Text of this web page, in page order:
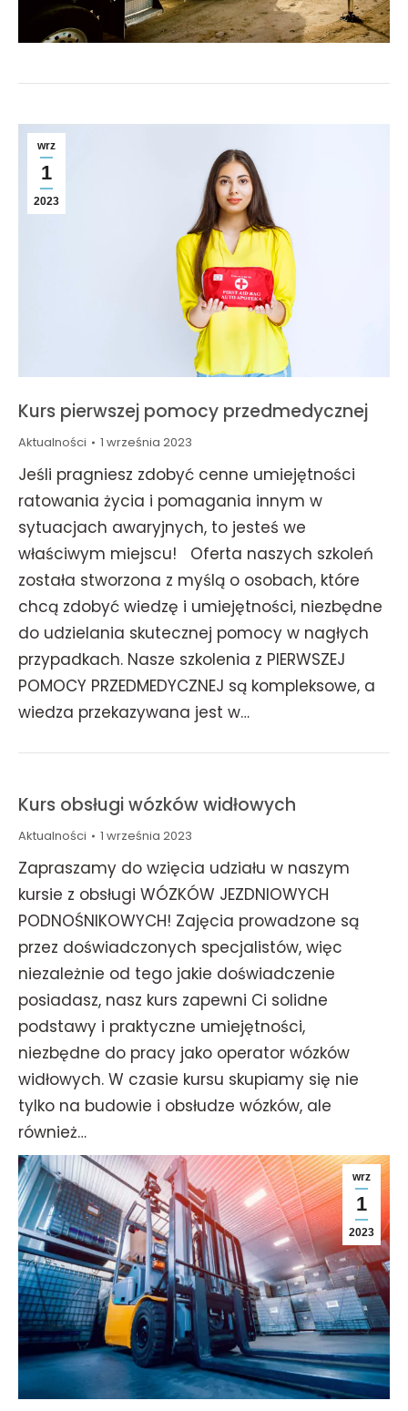
wrz
1
2023
Kurs pierwszej pomocy przedmedycznej
Aktualności 1 września 2023
Jeśli pragniesz zdobyć cenne umiejętności
ratowania życia i pomagania innym w
sytuacjach awaryjnych, to jesteś we
właściwym miejscu! Oferta naszych szkoleń
została stworzona z myślą o osobach, które
chcą zdobyć wiedzę i umiejętności, niezbędne
do udzielania skutecznej pomocy w nagłych
przypadkach. Nasze szkolenia z PIERWSZEJ
POMOCY PRZEDMEDYCZNEJ są kompleksowe, a
wiedza przekazywana jest w…
Kurs obsługi wózków widłowych
Aktualności 1 września 2023
Zapraszamy do wzięcia udziału w naszym
kursie z obsługi WÓZKÓW JEZDNIOWYCH
PODNOŚNIKOWYCH! Zajęcia prowadzone są
przez doświadczonych specjalistów, więc
niezależnie od tego jakie doświadczenie
posiadasz, nasz kurs zapewni Ci solidne
podstawy i praktyczne umiejętności,
niezbędne do pracy jako operator wózków
widłowych. W czasie kursu skupiamy się nie
tylko na budowie i obsłudze wózków, ale
również…
wrz
1
2023